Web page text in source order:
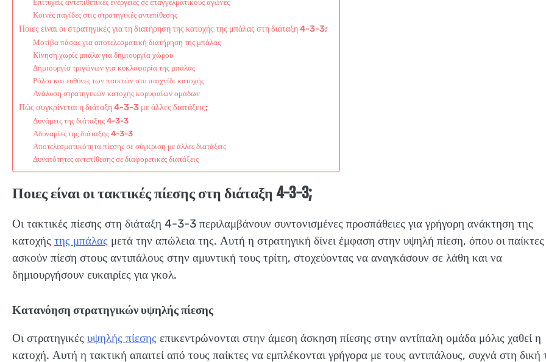
Επιτυχείς αντεπιθετικές ενέργειες σε επαγγελματικούς αγώνες
Κοινές παγίδες στις στρατηγικές αντεπίθεσης
Ποιες είναι οι στρατηγικές για τη διατήρηση της κατοχής της μπάλας στη διάταξη 4-3-3;
Μοτίβα πάσας για αποτελεσματική διατήρηση της μπάλας
Κίνηση χωρίς μπάλα για δημιουργία χώρου
Δημιουργία τριγώνων για κυκλοφορία της μπάλας
Ρόλοι και ευθύνες των παικτών στο παιχνίδι κατοχής
Ανάλυση στρατηγικών κατοχής κορυφαίων ομάδων
Πώς συγκρίνεται η διάταξη 4-3-3 με άλλες διατάξεις;
Δυνάμεις της διάταξης 4-3-3
Αδυναμίες της διάταξης 4-3-3
Αποτελεσματικότητα πίεσης σε σύγκριση με άλλες διατάξεις
Δυνατότητες αντεπίθεσης σε διαφορετικές διατάξεις
Ποιες είναι οι τακτικές πίεσης στη διάταξη 4-3-3;
Οι τακτικές πίεσης στη διάταξη 4-3-3 περιλαμβάνουν συντονισμένες προσπάθειες για γρήγορη ανάκτηση της
κατοχής της μπάλας μετά την απώλεια της. Αυτή η στρατηγική δίνει έμφαση στην υψηλή πίεση, όπου οι παίκτες
ασκούν πίεση στους αντιπάλους στην αμυντική τους τρίτη, στοχεύοντας να αναγκάσουν σε λάθη και να
δημιουργήσουν ευκαιρίες για γκολ.
Κατανόηση στρατηγικών υψηλής πίεσης
Οι στρατηγικές υψηλής πίεσης επικεντρώνονται στην άμεση άσκηση πίεσης στην αντίπαλη ομάδα μόλις χαθεί η
κατοχή. Αυτή η τακτική απαιτεί από τους παίκτες να εμπλέκονται γρήγορα με τους αντιπάλους, συχνά στη δική